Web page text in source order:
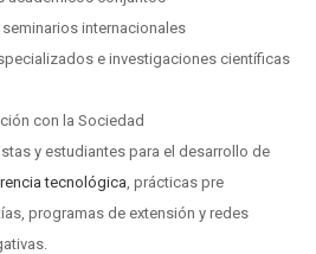
internacionales
e investigaciones científicas
con la Sociedad
y estudiantes para el desarrollo de
tecnológica , prácticas pre
programas de extensión y redes